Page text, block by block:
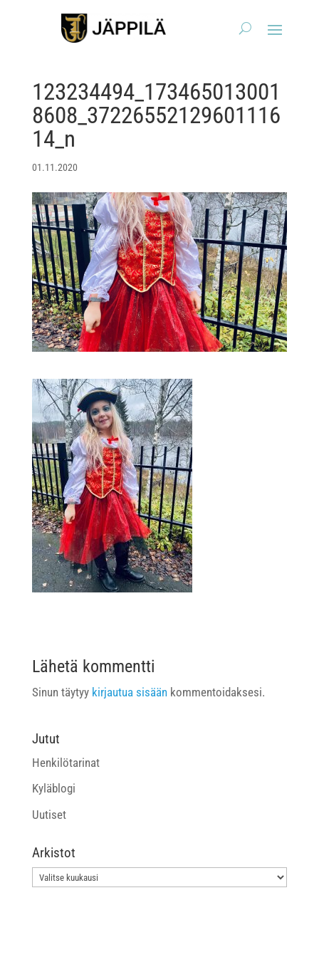
123234494_173465013001
8608_37226552129601116
14_n
01.11.2020
Lähetä kommentti
Sinun täytyy kirjautua sisäänkommentoidaksesi.
Jutut
Henkilötarinat
Kyläblogi
Uutiset
Arkistot
Arkistot